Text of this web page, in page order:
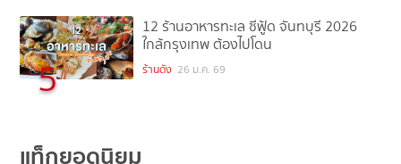
5
12 ร้านอาหารทะเล ซีฟู้ด จันทบุรี 2026
ใกล้กรุงเทพ ต้องไปโดน
ร้านดัง 26 ม.ค. 69
แท็กยอดนิยม